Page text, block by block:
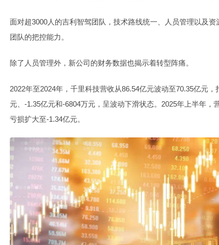
面对超3000人的吉利智驾团队，技术路线统一、人员管理以及
团队的把控能力。
除了人员管理外，新公司的财务数据也揭示着转型阵痛。
2022年至2024年，千里科技营收从86.54亿元波动至70.35亿元
元、-1.35亿元和-6804万元，呈波动下滑状态。2025年上半年，
亏损扩大至-1.34亿元。